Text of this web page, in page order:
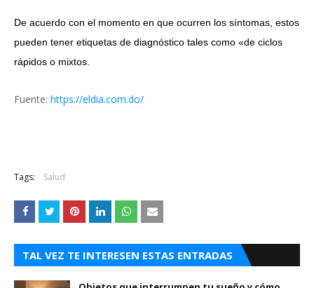
De acuerdo con el momento en que ocurren los síntomas, estos
pueden tener etiquetas de diagnóstico tales como «de ciclos
rápidos o mixtos.
Fuente: https://eldia.com.do/
Tags: Salud
TAL VEZ TE INTERESEN ESTAS ENTRADAS